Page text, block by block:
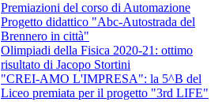
Premiazioni del corso di Automazione
Progetto didattico "Abc-Autostrada del
Brennero in città"
Olimpiadi della Fisica 2020-21: ottimo
risultato di Jacopo Stortini
"CREI-AMO L'IMPRESA": la 5^B del
Liceo premiata per il progetto "3rd LIFE"